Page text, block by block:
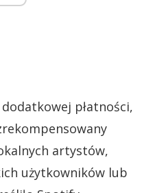
płatności,
artystów,
użytkowników lub